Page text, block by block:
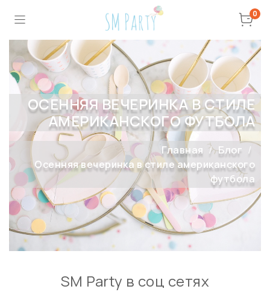
0
ОСЕННЯЯ ВЕЧЕРИНКА В СТИЛЕ
АМЕРИКАНСКОГО ФУТБОЛА
Главная
Блог
Осенняя вечеринка в стиле американского
футбола
SM Party в соц сетях